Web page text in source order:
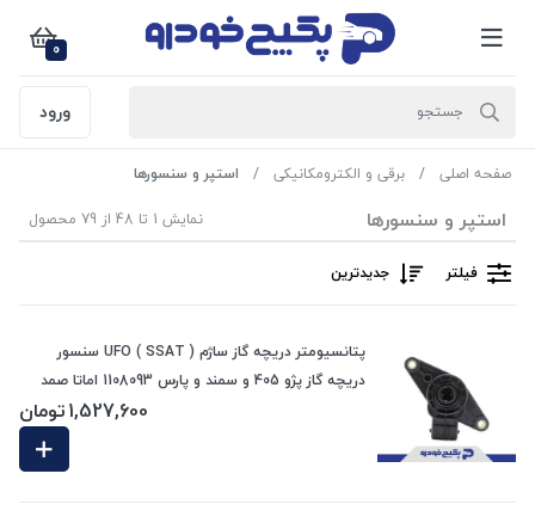
0
ورود
صفحه اصلی برقی و الکترومکانیکی استپر و سنسورها
استپر و سنسورها نمایش 1 تا 48 از 79 محصول
فیلتر جدیدترین
پتانسیومتر دریچه گاز ساژم ( SSAT ) UFO سنسور
دریچه گاز پژو 405 و سمند و پارس 1108093 اماتا صمد
1,527,600تومان